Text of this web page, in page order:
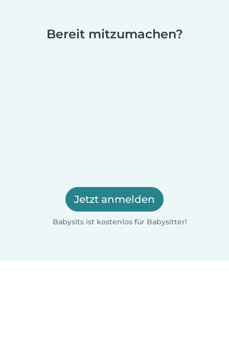
Bereit mitzumachen?
Jetzt anmelden
Babysits ist kostenlos für Babysitter!